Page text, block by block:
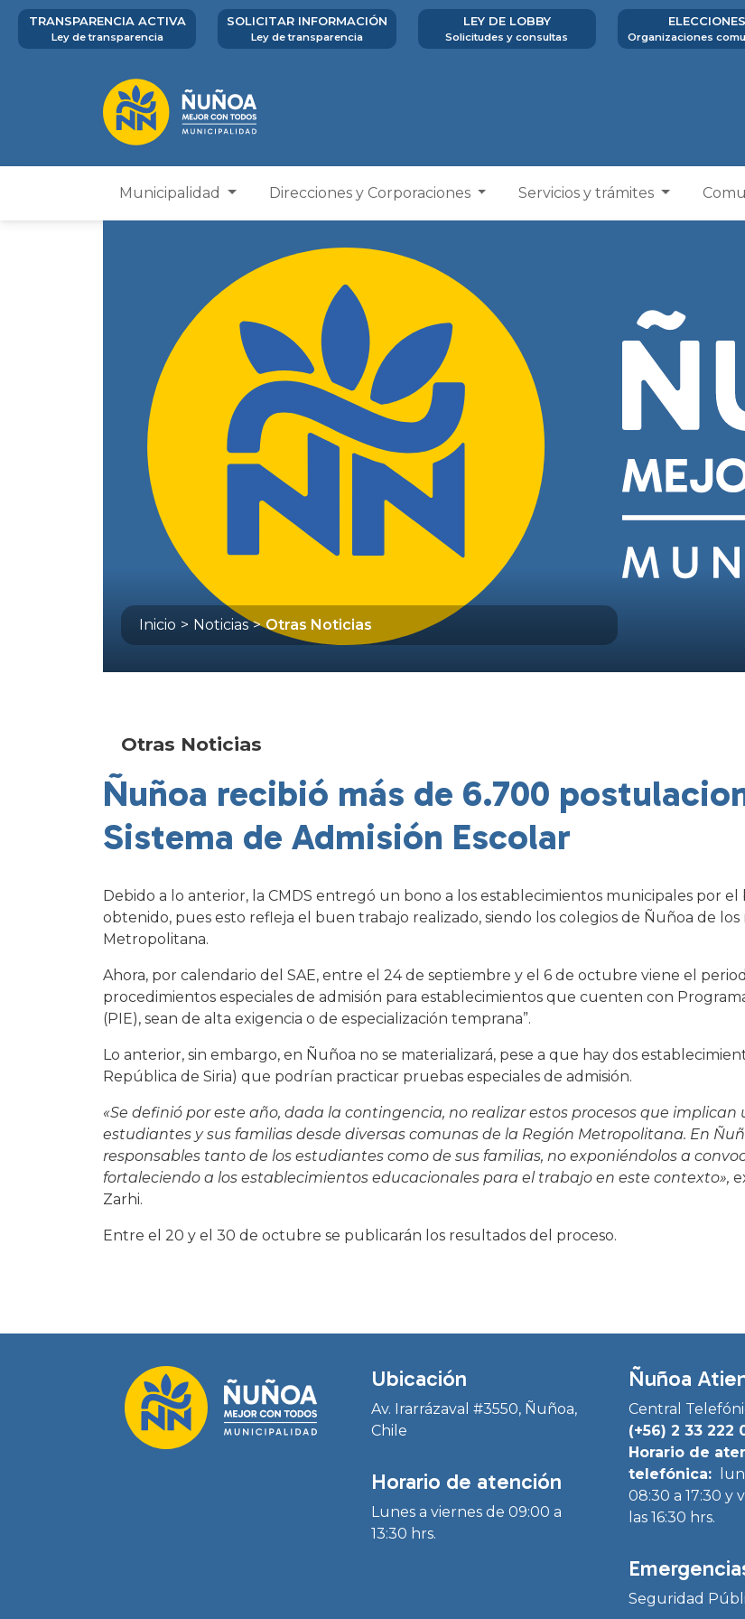
TRANSPARENCIA ACTIVA
Ley de transparencia
SOLICITAR INFORMACIÓN
Ley de transparencia
LEY DE LOBBY
Solicitudes y consultas
ELECCIONES
Organizaciones
Municipalidad Direcciones y Corporaciones Servicios y trámites
Inicio > Noticias > Otras Noticias
Otras Noticias
Ñuñoa recibió más de 6.700
Sistema de Admisión Escolar
Debido a lo anterior, la CMDS entregó un bono a los establecimientos municipales por
obtenido, pues esto refleja el buen trabajo realizado, siendo los colegios de Ñuñoa de los
Metropolitana.
Ahora, por calendario del SAE, entre el 24 de septiembre y el 6 de octubre viene el
procedimientos especiales de admisión para establecimientos que cuenten con
(PIE), sean de alta exigencia o de especialización temprana”.
Lo anterior, sin embargo, en Ñuñoa no se materializará, pese a que hay dos
República de Siria) que podrían practicar pruebas especiales de admisión.
«Se definió por este año, dada la contingencia, no realizar estos procesos que
estudiantes y sus familias desde diversas comunas de la Región Metropolitana. En
responsables tanto de los estudiantes como de sus familias, no exponiéndolos a
fortaleciendo a los establecimientos educacionales para el trabajo en este contexto»,
Zarhi.
Entre el 20 y el 30 de octubre se publicarán los resultados del proceso.
Ubicación
Av. Irarrázaval #3550, Ñuñoa,
Chile
Horario de atención
Lunes a viernes de 09:00 a
13:30 hrs.
Ñuñoa
Central
(+56) 2 33 222
Horario de
telefónica:
08:30 a 17:30 y
las 16:30 hrs.
Seguridad